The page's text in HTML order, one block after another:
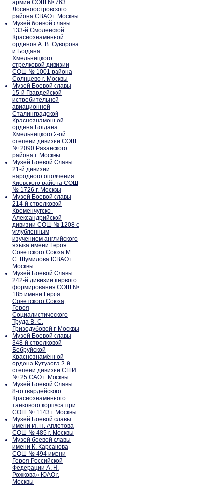
армии СОШ № 763
Лосиноостровского
района СВАО г. Москвы
Музей боевой славы
133-й Смоленской
Краснознаменной
орденов А. В. Суворова
и Богдана
Хмельницкого
стрелковой дивизии
СОШ № 1001 района
Солнцево г. Москвы
Музей Боевой славы
15-й Гвардейской
истребительной
авиационной
Сталинградской
Краснознаменной
ордена Богдана
Хмельницкого 2-ой
степени дивизии СОШ
№ 2090 Рязанского
района г. Москвы
Музей Боевой Славы
21-й дивизии
народного ополчения
Киевского района СОШ
№ 1726 г. Москвы
Музей Боевой славы
214-й стрелковой
Кременчугско-
Александрийской
дивизии СОШ № 1208 с
углубленным
изучением английского
языка имени Героя
Советского Союза М.
С. Шумилова ЮВАО г.
Москвы
Музей Боевой Славы
242-й дивизии первого
формирования СОШ №
185 имени Героя
Советского Союза,
Героя
Социалистического
Труда В. С.
Гризодубовой г. Москвы
Музей Боевой славы
348-й стрелковой
Бобруйской
Краснознамённой
ордена Кутузова 2-й
степени дивизии СШИ
№ 25 САО г. Москвы
Музей Боевой Славы
8-го гвардейского
Краснознамённого
танкового корпуса при
СОШ № 1143 г. Москвы
Музей Боевой славы
имени И. П. Аплетова
СОШ № 485 г. Москвы
Музей боевой славы
имени К. Карсанова
СОШ № 494 имени
Героя Российской
Федерации А. Н.
Рожкова» ЮАО г.
Москвы